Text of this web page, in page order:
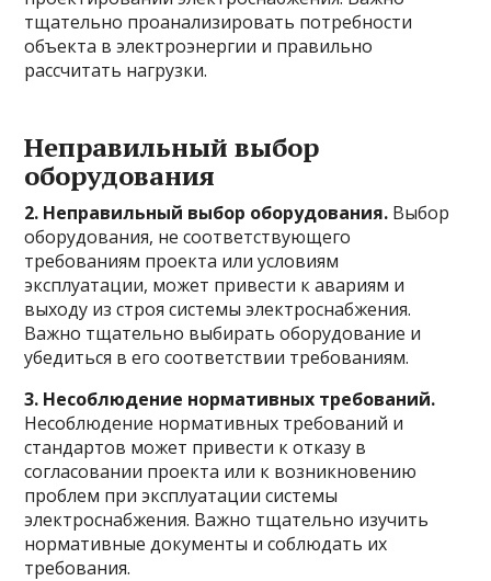
тщательно проанализировать потребности
объекта в электроэнергии и правильно
рассчитать нагрузки.
Неправильный выбор
оборудования
2. Неправильный выбор оборудования. Выбор
оборудования, не соответствующего
требованиям проекта или условиям
эксплуатации, может привести к авариям и
выходу из строя системы электроснабжения.
Важно тщательно выбирать оборудование и
убедиться в его соответствии требованиям.
3. Несоблюдение нормативных требований.
Несоблюдение нормативных требований и
стандартов может привести к отказу в
согласовании проекта или к возникновению
проблем при эксплуатации системы
электроснабжения. Важно тщательно изучить
нормативные документы и соблюдать их
требования.